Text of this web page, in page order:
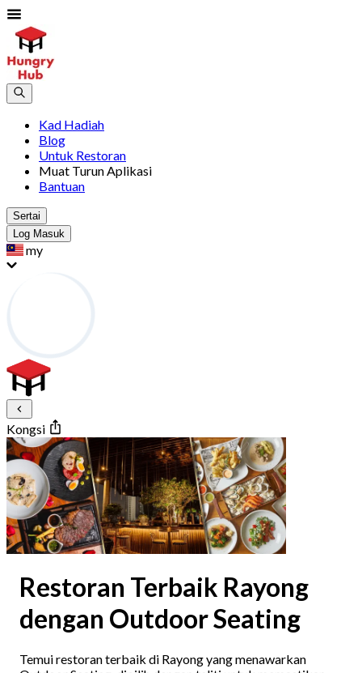
Kad Hadiah
Blog
Untuk Restoran
Muat Turun Aplikasi
Bantuan
Sertai
Log Masuk
my
Kongsi
Restoran Terbaik Rayong
dengan Outdoor Seating
Temui restoran terbaik di Rayong yang menawarkan